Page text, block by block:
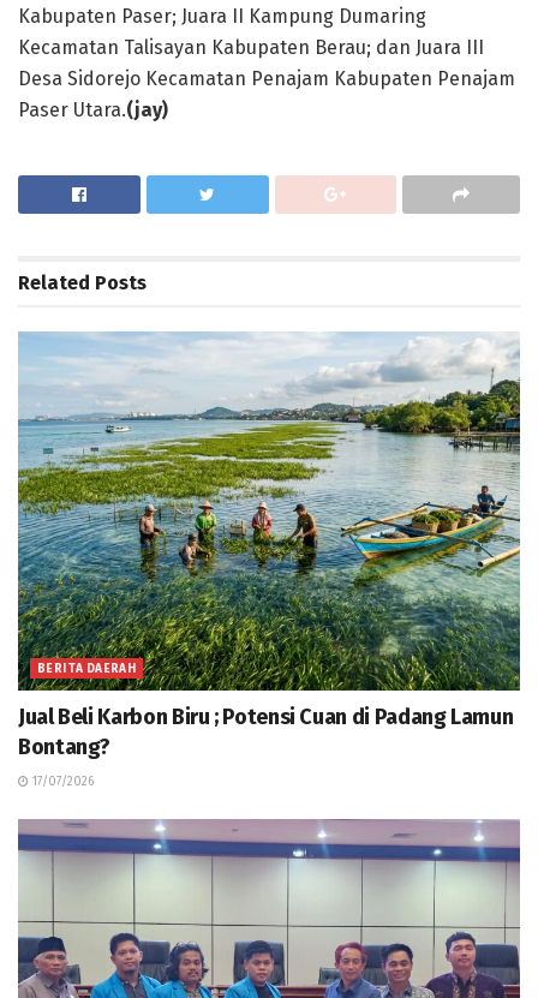
Kabupaten Paser; Juara II Kampung Dumaring
Kecamatan Talisayan Kabupaten Berau; dan Juara III
Desa Sidorejo Kecamatan Penajam Kabupaten Penajam
Paser Utara.(jay)
Related Posts
BERITA DAERAH
Jual Beli Karbon Biru ; Potensi Cuan di Padang Lamun
Bontang?
17/07/2026